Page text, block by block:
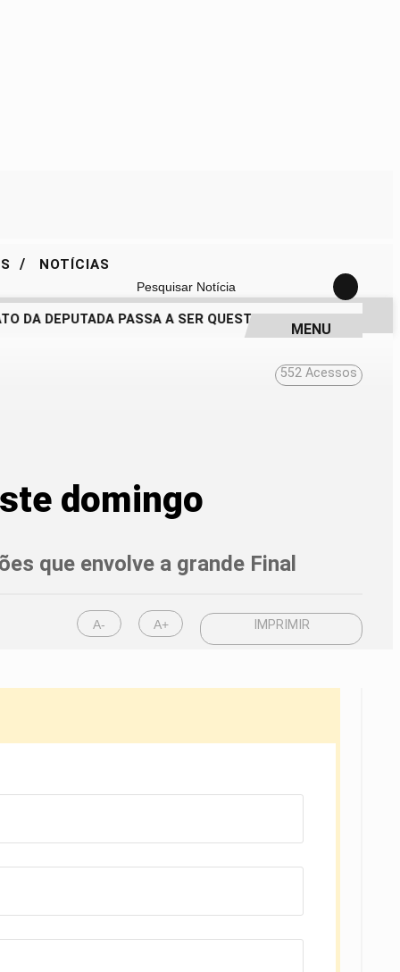
Pesquisar Notícia
/ NOTÍCIAS
DEPUTADA PASSA A SER QUESTIONADO
MENU
552 Acessos
domingo
que envolve a grande Final
A- A+ IMPRIMIR